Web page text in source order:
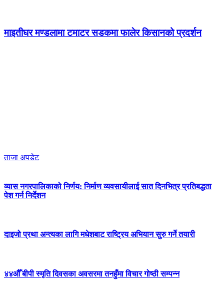
माइतीघर मण्डलामा टमाटर सडकमा फालेर किसानको प्रदर्शन
ताजा अपडेट
व्यास नगरपालिकाको निर्णय: निर्माण व्यवसायीलाई सात दिनभित्र प्रतिबद्धता
पेश गर्न निर्देशन
दाइजो प्रथा अन्त्यका लागि मधेशबाट राष्ट्रिय अभियान सुरु गर्ने तयारी
४४औँ बीपी स्मृति दिवसका अवसरमा तनहुँमा विचार गोष्ठी सम्पन्न